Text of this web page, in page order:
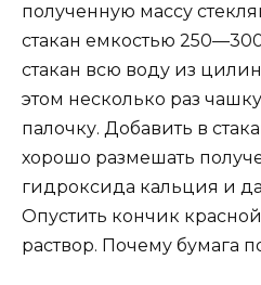
полученную массу
стакан емкостью
стакан всю воду из
этом несколько раз
палочку. Добавить в
хорошо размешать
гидроксида кальция и
Опустить кончик
раствор. Почему бумага